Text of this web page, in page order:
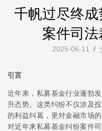
千帆过尽终
案件司
2025-06-11 /
引言
近年来，私募基金行业蓬勃
升态势。这类纠纷不仅涉及
的利益纠葛，更对金融市场
对近年来私募基金纠纷案件